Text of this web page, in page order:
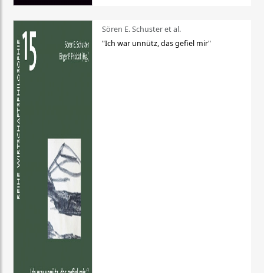
Sören E. Schuster et al.
"Ich war unnütz, das gefiel mir"